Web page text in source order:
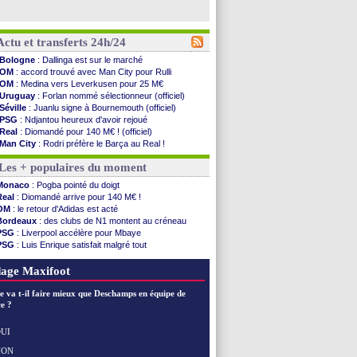
et transferts 24h/24
Bologne : Dallinga est sur le marché
OM : accord trouvé avec Man City pour Rulli
OM : Medina vers Leverkusen pour 25 M€
Uruguay : Forlan nommé sélectionneur (officiel)
Séville : Juanlu signe à Bournemouth (officiel)
PSG : Ndjantou heureux d'avoir rejoué
Real : Diomandé pour 140 M€ ! (officiel)
Man City : Rodri préfère le Barça au Real !
Rennes: Aït Boudlal veut rejoindre Fulham
Aston Villa: Liverpool cible aussi Konsa
OM: une approche pour Diatta
Le Havre : Diaw va signer à Lille
Trabzonspor: Salah a signé ! (officiel)
Bordeaux: les mots de Mavuba
FIFA: Al-Khelaïfi président ? Tebas dit non
Fenerbahçe: Greenwood savoure son premier ...
Bordeaux: Mavuba n'est plus l'entraîneur (off.)
Southampton: D. Traoré prêté au Mans (officiel)
: un accueil impressionnant pour Salah !
+ populaires du moment
: Pogba pointé du doigt
: Diomandé arrive pour 140 M€ !
: le retour d'Adidas est acté
: des clubs de N1 montent au créneau
: Liverpool accélère pour Mbaye
: Luis Enrique satisfait malgré tout
: Fonseca prend cher sur les réseaux
Maxifoot
va t-il faire mieux que Deschamps en équipe de
?